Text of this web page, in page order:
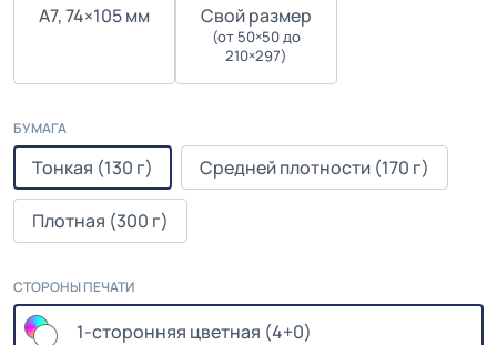
А7, 74×105 мм Cвой размер
(от 50×50 до
210×297)
БУМАГА
Тонкая (130 г) Средней плотности (170 г)
Плотная (300 г)
СТОРОНЫ ПЕЧАТИ
1-сторонняя цветная (4+0)